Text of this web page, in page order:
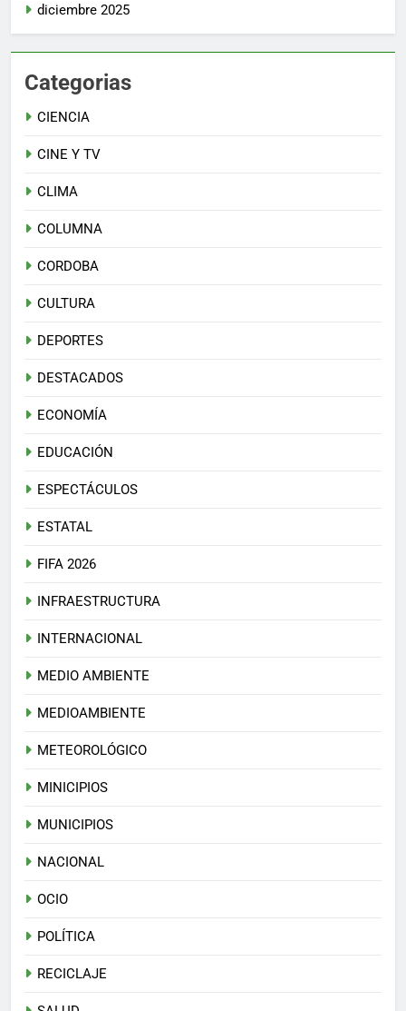
diciembre 2025
Categorias
CIENCIA
CINE Y TV
CLIMA
COLUMNA
CORDOBA
CULTURA
DEPORTES
DESTACADOS
ECONOMÍA
EDUCACIÓN
ESPECTÁCULOS
ESTATAL
FIFA 2026
INFRAESTRUCTURA
INTERNACIONAL
MEDIO AMBIENTE
MEDIOAMBIENTE
METEOROLÓGICO
MINICIPIOS
MUNICIPIOS
NACIONAL
OCIO
POLÍTICA
RECICLAJE